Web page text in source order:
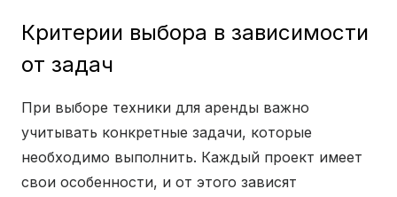
Критерии выбора в зависимости
от задач
При выборе техники для аренды важно
учитывать конкретные задачи, которые
необходимо выполнить. Каждый проект имеет
свои особенности, и от этого зависят